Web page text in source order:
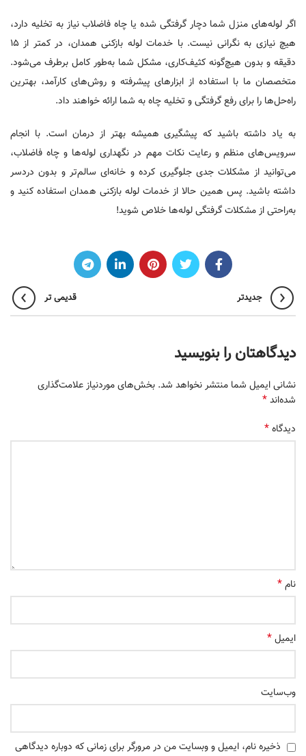
اگر لوله‌های منزل شما دچار گرفتگی شده یا چاه فاضلاب نیاز به تخلیه دارد،
هیچ نیازی به نگرانی نیست. با خدمات لوله بازکنی همدان، در کمتر از ۱۵
دقیقه و بدون هیچ‌گونه کثیف‌کاری، مشکل شما به‌طور کامل برطرف می‌شود.
متخصصان ما با استفاده از ابزارهای پیشرفته و روش‌های کارآمد، بهترین
راه‌حل‌ها را برای رفع گرفتگی و تخلیه چاه به شما ارائه خواهند داد.
به یاد داشته باشید که پیشگیری همیشه بهتر از درمان است. با انجام
سرویس‌های منظم و رعایت نکات مهم در نگهداری لوله‌ها و چاه فاضلاب،
می‌توانید از مشکلات جدی جلوگیری کرده و خانه‌ای سالم‌تر و بدون دردسر
داشته باشید. پس همین حالا از خدمات لوله بازکنی همدان استفاده کنید و
به‌راحتی از مشکلات گرفتگی لوله‌ها خلاص شوید!
جدیدتر قدیمی تر
دیدگاهتان را بنویسید
نشانی ایمیل شما منتشر نخواهد شد. بخش‌های موردنیاز علامت‌گذاری
شده‌اند*
دیدگاه*
نام*
ایمیل*
وب‌سایت
ذخیره نام، ایمیل و وبسایت من در مرورگر برای زمانی که دوباره دیدگاهی